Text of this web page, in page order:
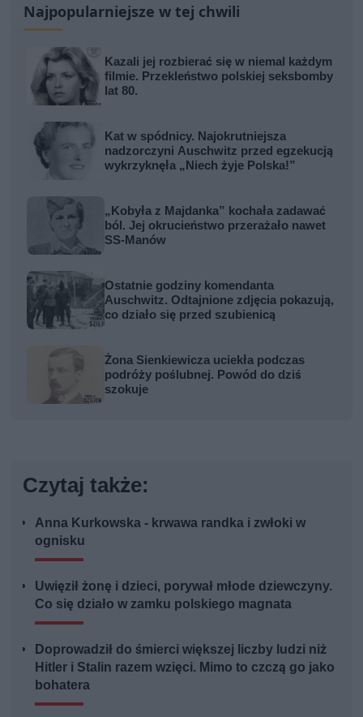
Najpopularniejsze w tej chwili
Kazali jej rozbierać się w niemal każdym
filmie. Przekleństwo polskiej seksbomby
lat 80.
Kat w spódnicy. Najokrutniejsza
nadzorczyni Auschwitz przed egzekucją
wykrzyknęła „Niech żyje Polska!”
„Kobyła z Majdanka” kochała zadawać
ból. Jej okrucieństwo przerażało nawet
SS-Manów
Ostatnie godziny komendanta
Auschwitz. Odtajnione zdjęcia pokazują,
co działo się przed szubienicą
Żona Sienkiewicza uciekła podczas
podróży poślubnej. Powód do dziś
szokuje
Czytaj także:
Anna Kurkowska - krwawa randka i zwłoki w
ognisku
Uwięził żonę i dzieci, porywał młode dziewczyny.
Co się działo w zamku polskiego magnata
Doprowadził do śmierci większej liczby ludzi niż
Hitler i Stalin razem wzięci. Mimo to czczą go jako
bohatera